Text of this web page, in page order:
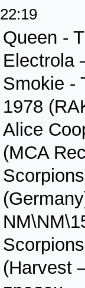
22:19
Queen -
Electrola
Smokie -
1978
Alice
(MCA
(Harvest